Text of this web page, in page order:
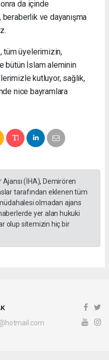
da içinde
ve dayanışma
tüm üyelerimizin,
bütün İslam aleminin
kutluyor, sağlık,
nice bayramlara
(İHA), Demirören
tarafından eklenen tüm
olmadan ajans
yer alan hukuki
olup sitemizin hiç bir